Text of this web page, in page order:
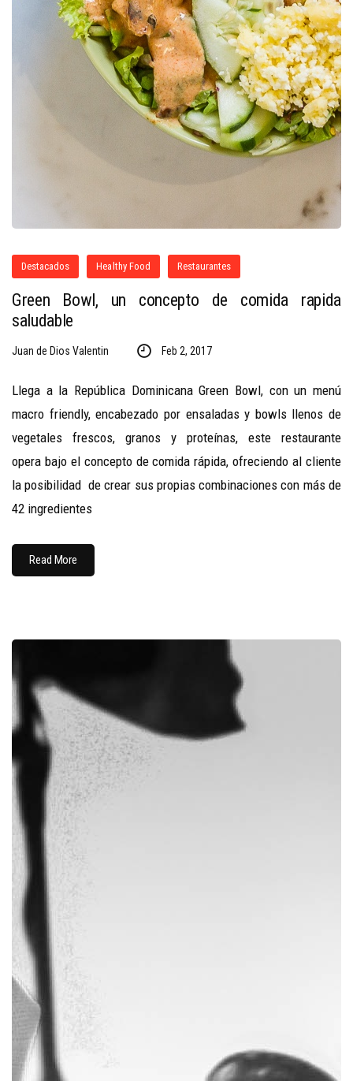
Destacados Healthy Food Restaurantes
Green Bowl, un concepto de comida rapida
saludable
Juan de Dios Valentin Feb 2, 2017
Llega a la República Dominicana Green Bowl, con un menú
macro friendly, encabezado por ensaladas y bowls llenos de
vegetales frescos, granos y proteínas, este restaurante
opera bajo el concepto de comida rápida, ofreciendo al cliente
la posibilidad de crear sus propias combinaciones con más de
42 ingredientes
Read More